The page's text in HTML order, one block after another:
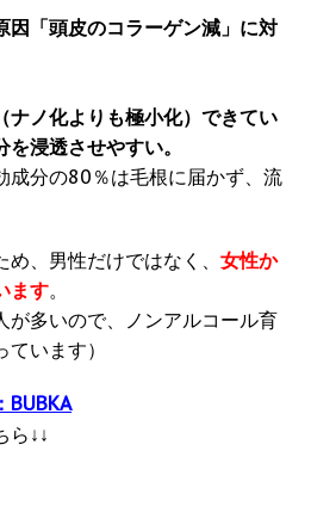
因「頭皮のコラーゲン減」に対
ナノ化よりも極小化）できてい
浸透させやすい。
成分の80％は毛根に届かず、流
、男性だけではなく、 女性か
ます。
が多いので、ノンアルコール育
います）
BUBKA
ら↓↓